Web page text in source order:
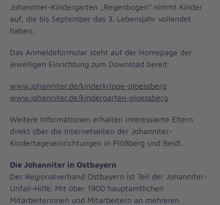
Johanniter-Kindergarten „Regenbogen“ nimmt Kinder
auf, die bis September das 3. Lebensjahr vollendet
haben.
Das Anmeldeformular steht auf der Homepage der
jeweiligen Einrichtung zum Download bereit:
www.johanniter.de/kinderkrippe-ploessberg
www.johanniter.de/kindergarten-ploessberg
Weitere Informationen erhalten interessierte Eltern
direkt über die Internetseiten der Johanniter-
Kindertageseinrichtungen in Plößberg und Beidl.
Die Johanniter in Ostbayern
Der Regionalverband Ostbayern ist Teil der Johanniter-
Unfall-Hilfe. Mit über 1900 hauptamtlichen
Mitarbeiterinnen und Mitarbeitern an mehreren